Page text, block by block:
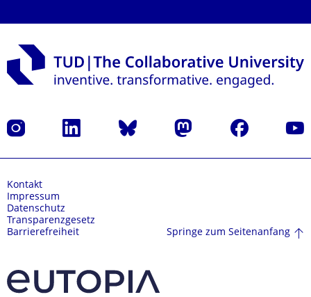
Instagram LinkedIn Bluesky Mastodon Facebook
Kontakt
Impressum
Datenschutz
Transparenzgesetz
Barrierefreiheit
Springe zum Seitenanfang